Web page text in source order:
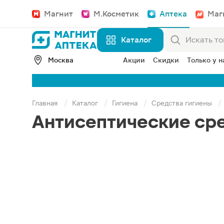
Магнит М.Косметик Аптека
Каталог
Москва Акции Скидки Только у
Главная Каталог Гигиена Средства гигиены
Антисептические